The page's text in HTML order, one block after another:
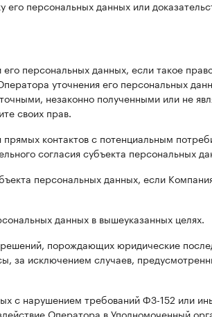
его персональных данных или
персональных данных, если такое
уточнения его персональных
незаконно полученными или не
своих прав.
контактов с потенциальным
согласия субъекта персональных
персональных данных, если
данных в вышеуказанных целях.
порождающих юридические
за исключением случаев,
с нарушением требований ФЗ-152 или
Оператора в Уполномоченный